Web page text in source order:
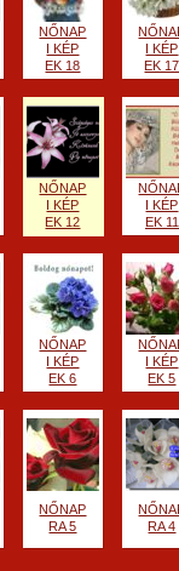
NŐNAP
I KÉP
EK 18
I KÉP
EK 17
NŐNAP
I KÉP
EK 12
I KÉP
EK 11
NŐNAP
I KÉP
EK 6
I KÉP
EK 5
NŐNAP
RA 5
RA 4